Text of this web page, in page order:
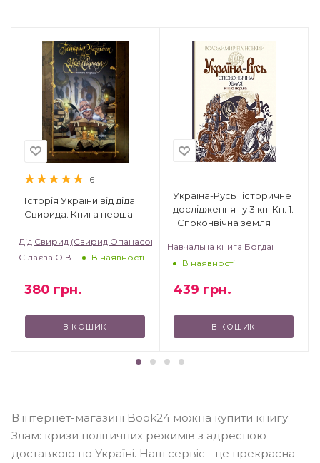
6
Історія України від діда
Свирида. Книга перша
Дід Свирид (Свирид Опанасович)
Сілаєва О.В.
В наявності
380 грн.
В КОШИК
Україна-Русь : історичне
дослідження : у 3 кн. Кн. 1.
: Споконвічна земля
Навчальна книга Богдан
В наявності
439 грн.
В КОШИК
В інтернет-магазині Book24 можна купити книгу
Злам: кризи політичних режимів з адресною
доставкою по Україні. Наш сервіс - це прекрасна